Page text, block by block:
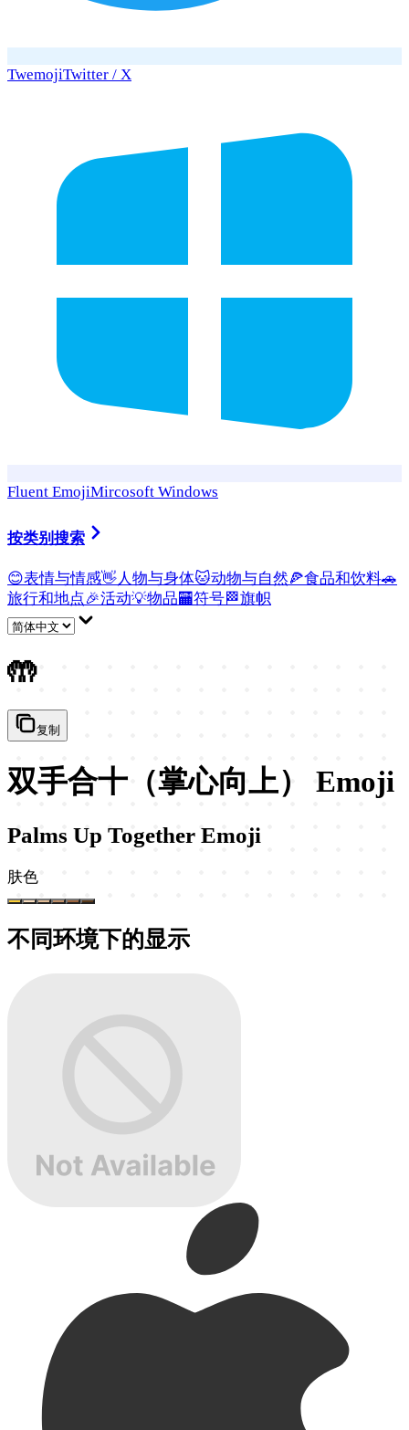
TwemojiTwitter / X
Fluent EmojiMircosoft Windows
按类别搜索
😊表情与情感👋 人物与身体🐱动物与自然🍕食品和饮料🚗
旅行和地点🎉活动💡物品🏧符号🏁旗帜
🤲
复制
双手合十（掌心向上） Emoji
Palms Up Together Emoji
肤色
不同环境下的显示